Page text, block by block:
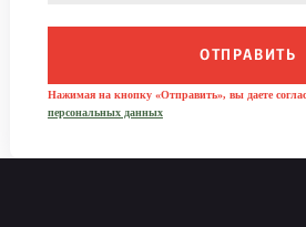
ОТПРАВИТЬ
Нажимая на кнопку «Отправить», вы даете
персональных данных